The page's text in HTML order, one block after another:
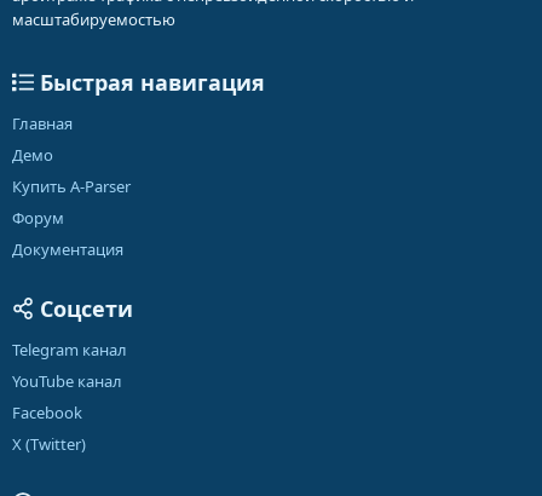
масштабируемостью
Быстрая навигация
Главная
Демо
Купить A-Parser
Форум
Документация
Соцсети
Telegram канал
YouTube канал
Facebook
X (Twitter)